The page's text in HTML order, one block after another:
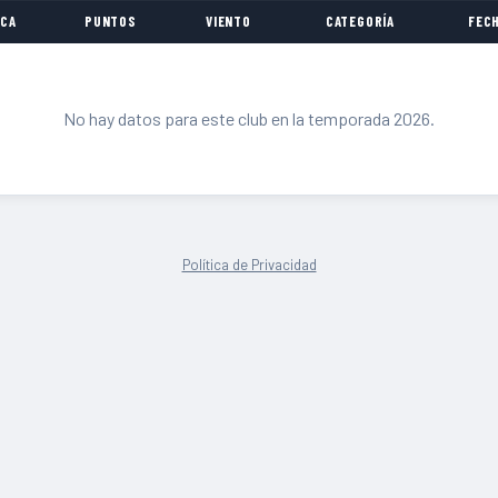
PUNTOS VIENTO CATEGORÍA
No hay datos para este club en la temporada 2026.
Política de Privacidad